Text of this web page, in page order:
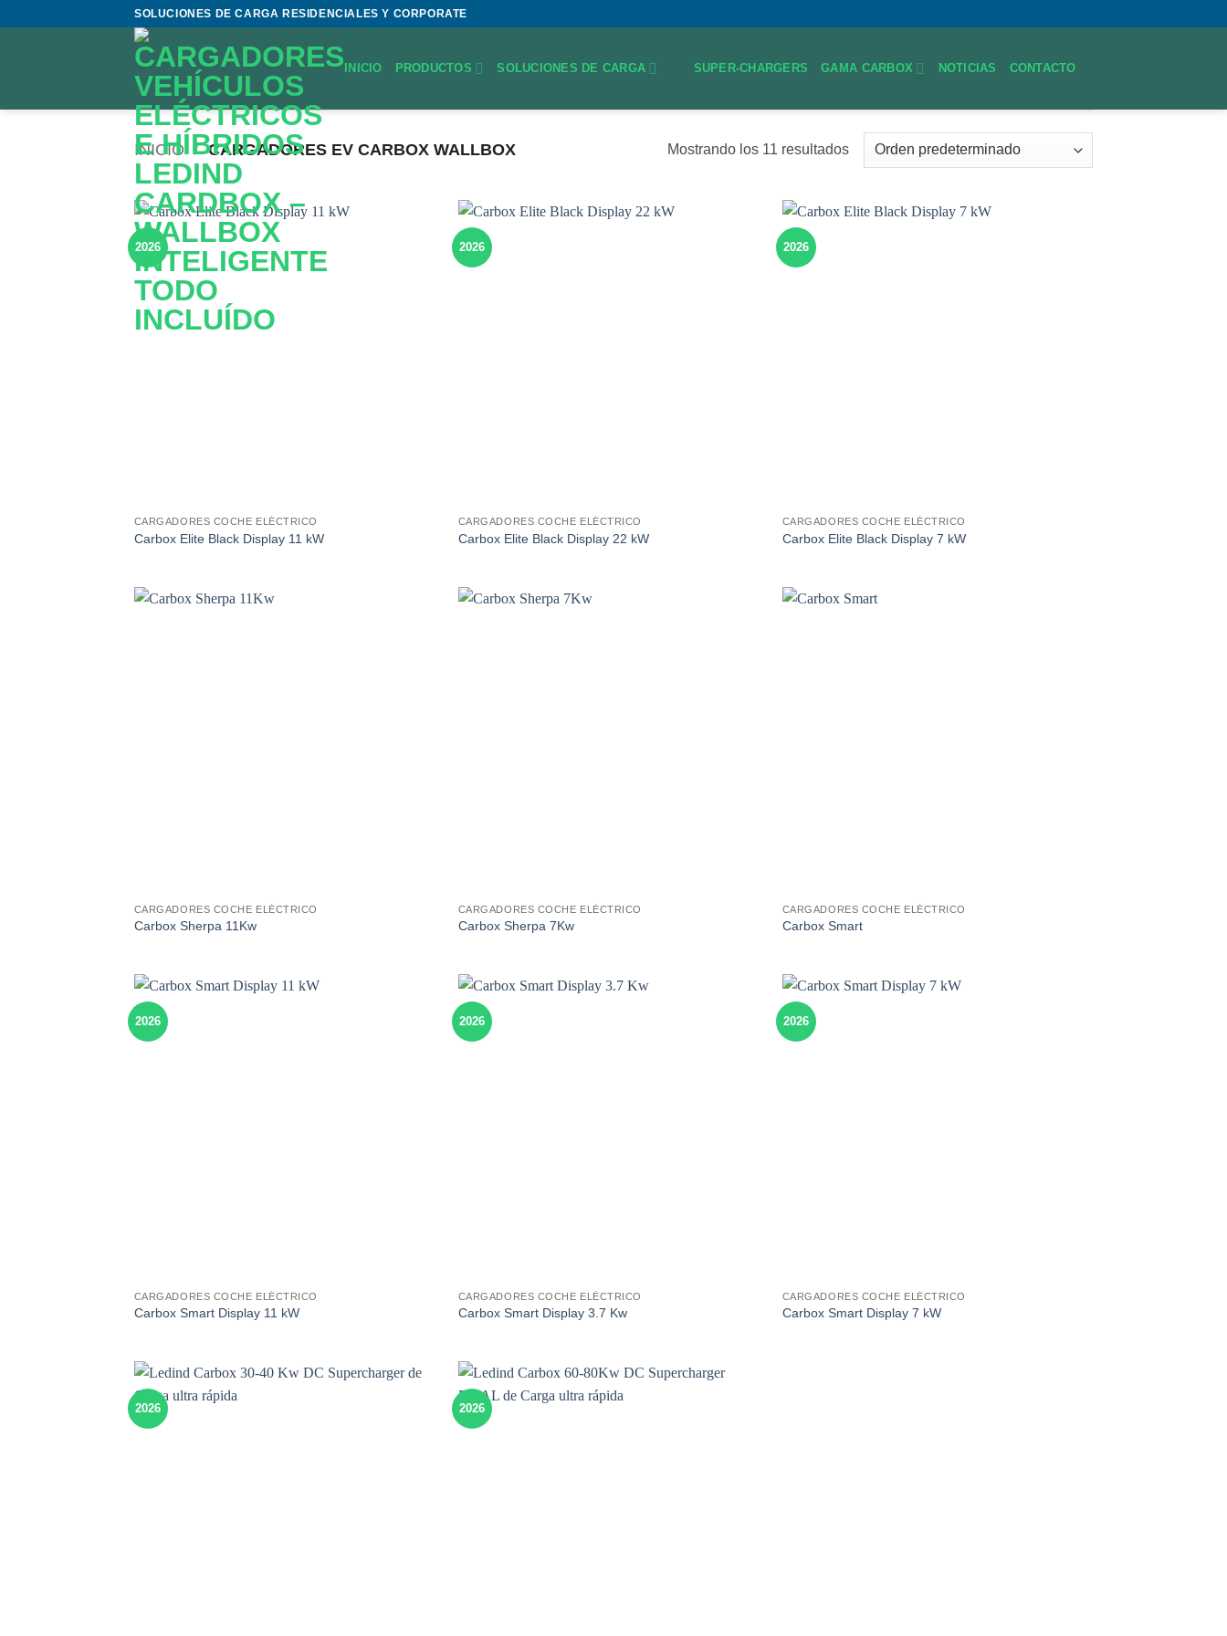
SOLUCIONES DE CARGA RESIDENCIALES Y CORPORATE
INICIO PRODUCTOS SOLUCIONES DE CARGA SUPER-CHARGERS GAMA CARBOX NOTICIAS CONTACTO
INICIO / CARGADORES EV CARBOX WALLBOX Mostrando los 11 resultados
2026
CARGADORES COCHE ELÉCTRICO
Carbox Elite Black Display 11 kW
2026
CARGADORES COCHE ELÉCTRICO
Carbox Elite Black Display 22 kW
2026
CARGADORES COCHE ELÉCTRICO
Carbox Elite Black Display 7 kW
CARGADORES COCHE ELÉCTRICO
Carbox Sherpa 11Kw
CARGADORES COCHE ELÉCTRICO
Carbox Sherpa 7Kw
CARGADORES COCHE ELÉCTRICO
Carbox Smart
2026
CARGADORES COCHE ELÉCTRICO
Carbox Smart Display 11 kW
2026
CARGADORES COCHE ELÉCTRICO
Carbox Smart Display 3.7 Kw
2026
CARGADORES COCHE ELÉCTRICO
Carbox Smart Display 7 kW
2026 2026